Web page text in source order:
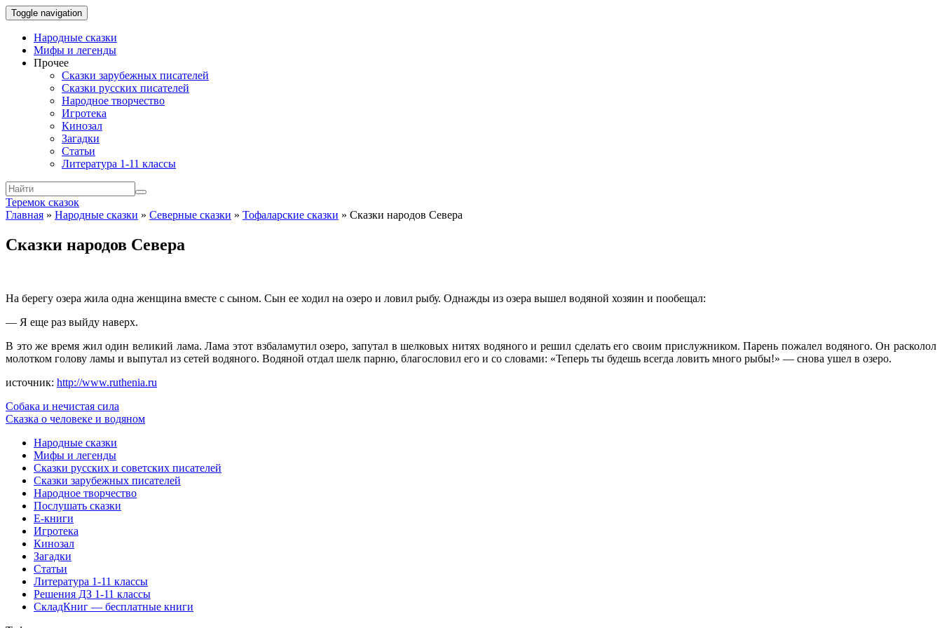
Toggle navigation
Народные сказки
Мифы и легенды
Прочее
Сказки зарубежных писателей
Сказки русских писателей
Народное творчество
Игротека
Кинозал
Загадки
Статьи
Литература 1-11 классы
Теремок сказок
Главная » Народные сказки » Северные сказки » Тофаларские сказки » Сказки народов Севера
Сказки народов Севера
На берегу озера жила одна женщина вместе с сыном. Сын ее ходил на озеро и ловил рыбу. Однажды из озера вышел водяной хозяин и пообещал:
— Я еще раз выйду наверх.
В это же время жил один великий лама. Лама этот взбаламутил озеро, запутал в шелковых нитях водяного и решил сделать его своим прислужником. Парень пожалел водяного. Он расколол
молотком голову ламы и выпутал из сетей водяного. Водяной отдал шелк парню, благословил его и со словами: «Теперь ты будешь всегда ловить много рыбы!» — снова ушел в озеро.
источник: http://www.ruthenia.ru
Собака и нечистая сила
Сказка о человеке и водяном
Народные сказки
Мифы и легенды
Сказки русских и советских писателей
Сказки зарубежных писателей
Народное творчество
Послушать сказки
Е-книги
Игротека
Кинозал
Загадки
Статьи
Литература 1-11 классы
Решения ДЗ 1-11 классы
СкладКниг — бесплатные книги